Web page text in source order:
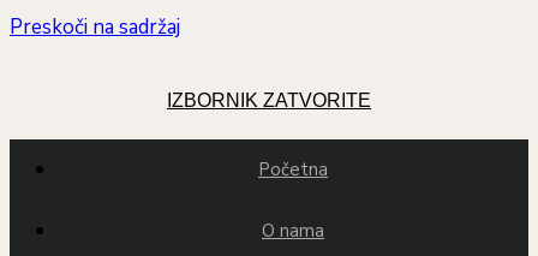
Preskoči na sadržaj
IZBORNIK ZATVORITE
Početna
O nama